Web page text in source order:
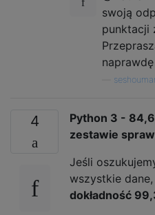
swoją
punktacji
4
Python 3 -
zestawie
Jeśli
wszystkie
dokładność